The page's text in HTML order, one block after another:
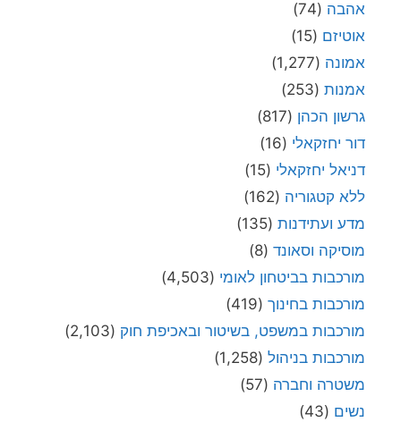
אהבה (74)
אוטיזם (15)
אמונה (1,277)
אמנות (253)
גרשון הכהן (817)
דור יחזקאלי (16)
דניאל יחזקאלי (15)
ללא קטגוריה (162)
מדע ועתידנות (135)
מוסיקה וסאונד (8)
מורכבות בביטחון לאומי (4,503)
מורכבות בחינוך (419)
מורכבות במשפט, בשיטור ובאכיפת חוק (2,103)
מורכבות בניהול (1,258)
משטרה וחברה (57)
נשים (43)